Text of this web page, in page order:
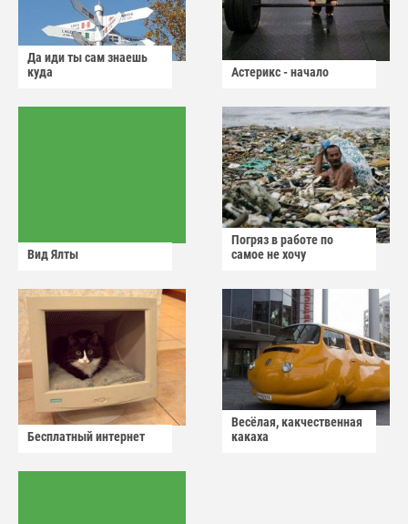
Да иди ты сам знаешь
куда
Астерикс - начало
Вид Ялты
Погряз в работе по
самое не хочу
Бесплатный интернет
Весёлая, какчественная
какаха